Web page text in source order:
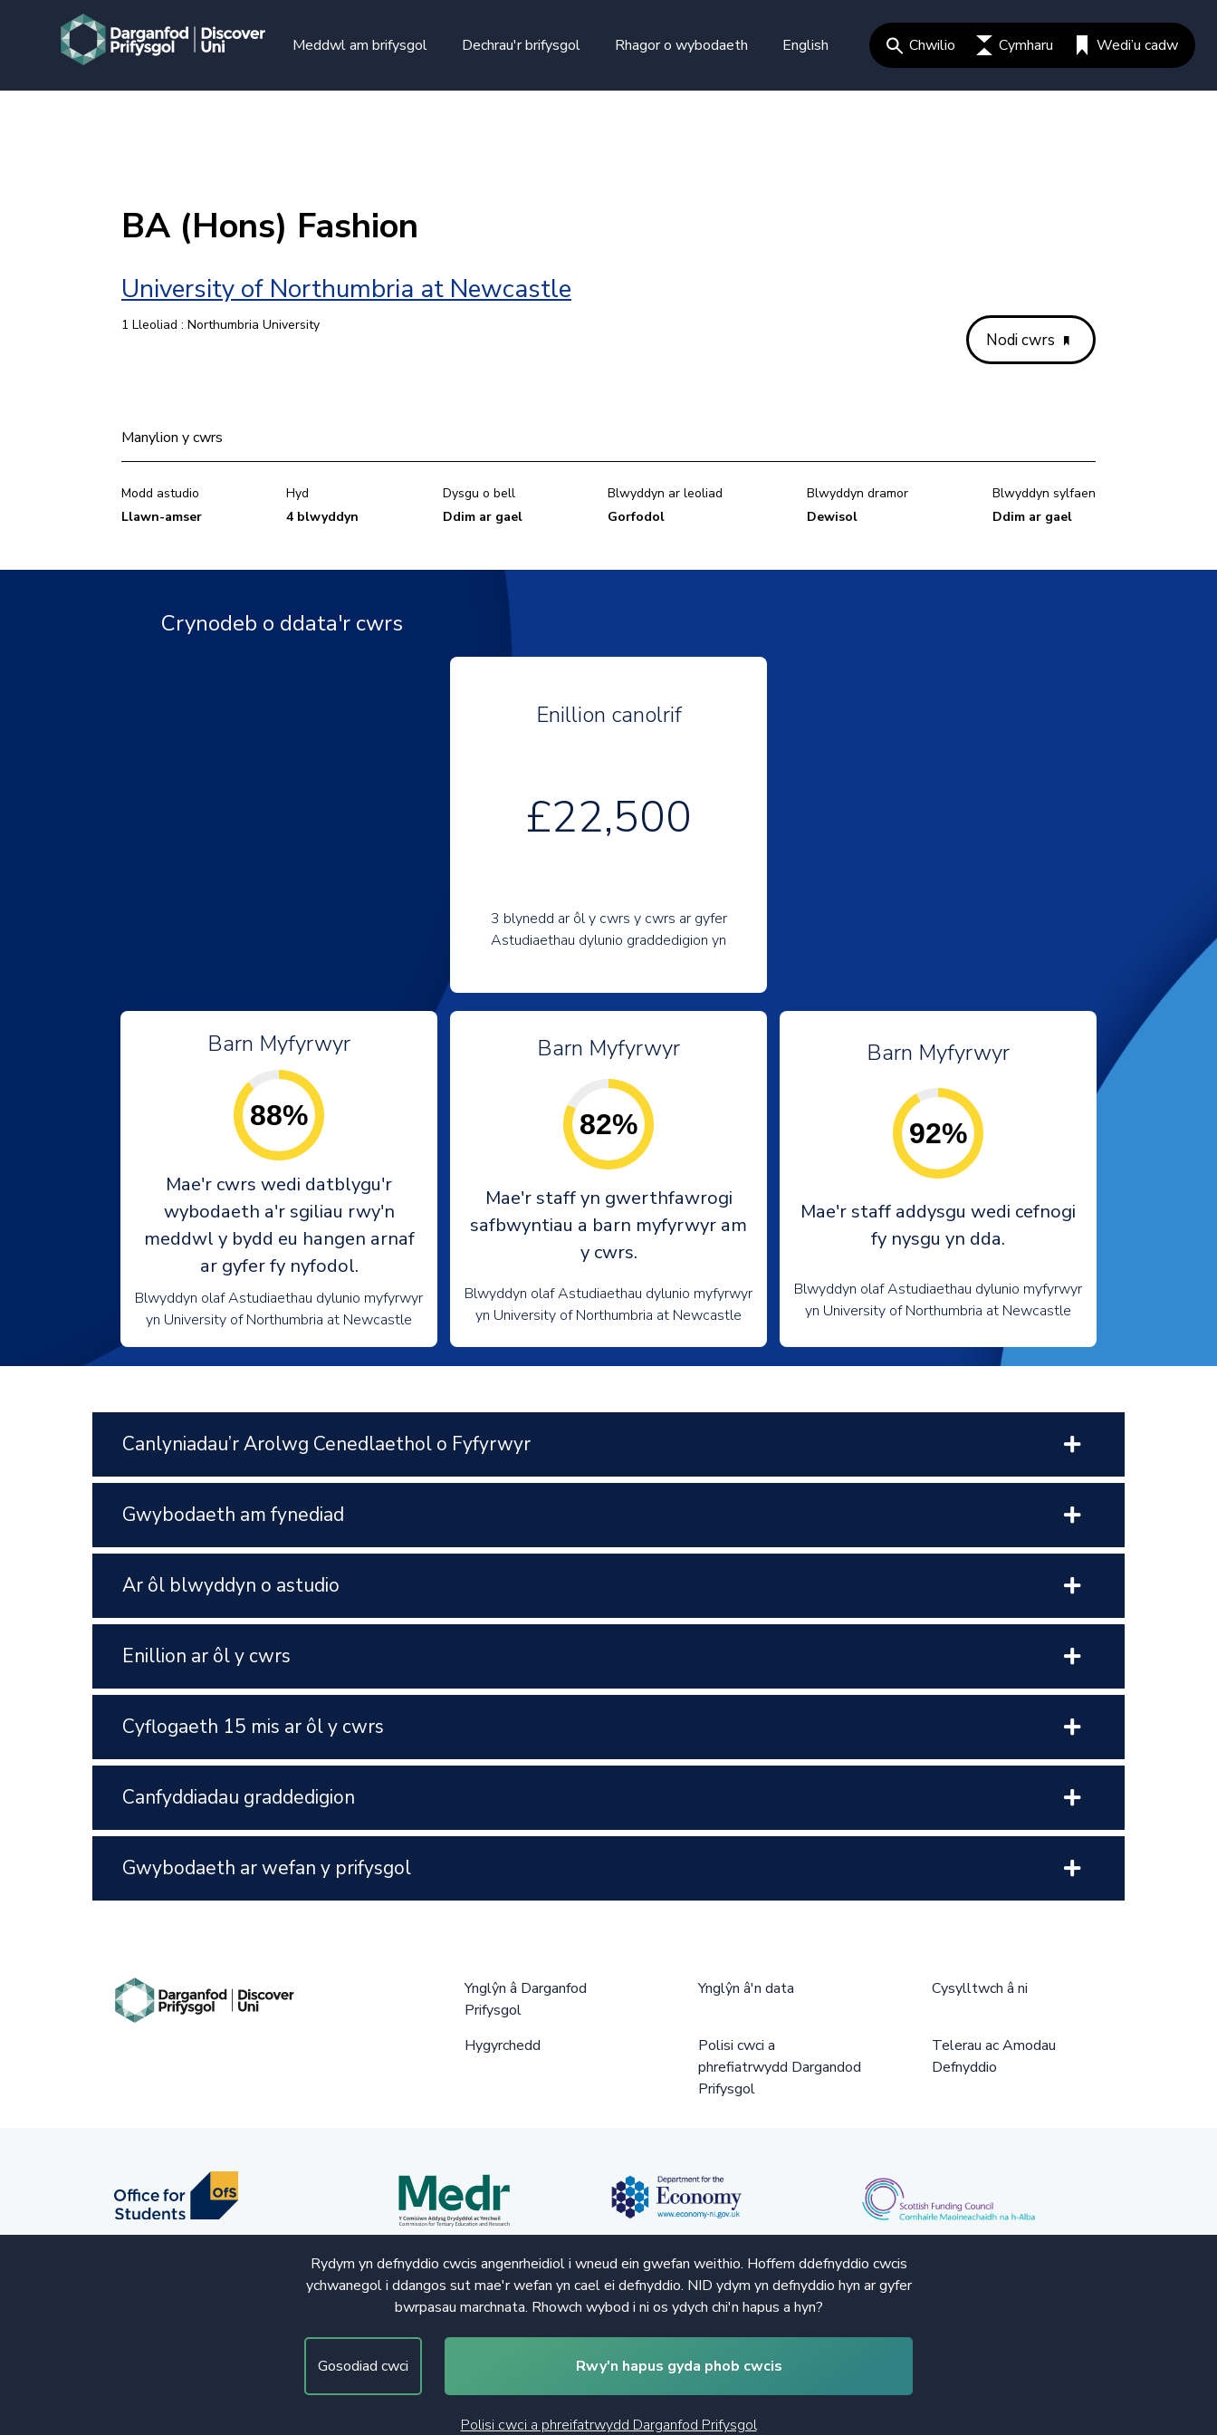
Meddwl am brifysgol
Dechrau'r brifysgol Rhagor o wybodaeth English Chwilio Cymharu Wedi’u cadw
BA (Hons) Fashion
University of Northumbria at Newcastle
1 Lleoliad : Northumbria University
Nodi cwrs
Manylion y cwrs
Modd astudio
Llawn-amser
Hyd
4 blwyddyn
Dysgu o bell
Ddim ar gael
Blwyddyn ar leoliad
Gorfodol
Blwyddyn dramor
Dewisol
Blwyddyn sylfaen
Ddim ar gael
Crynodeb o ddata'r cwrs
Enillion canolrif
£22,500
3 blynedd ar ôl y cwrs y cwrs ar gyfer
Astudiaethau dylunio graddedigion yn
Barn Myfyrwyr
88%
Mae'r cwrs wedi datblygu'r
wybodaeth a'r sgiliau rwy'n
meddwl y bydd eu hangen arnaf
ar gyfer fy nyfodol.
Blwyddyn olaf Astudiaethau dylunio myfyrwyr
yn University of Northumbria at Newcastle
Barn Myfyrwyr
82%
Mae'r staff yn gwerthfawrogi
safbwyntiau a barn myfyrwyr am
y cwrs.
Blwyddyn olaf Astudiaethau dylunio myfyrwyr
yn University of Northumbria at Newcastle
Barn Myfyrwyr
92%
Mae'r staff addysgu wedi cefnogi
fy nysgu yn dda.
Blwyddyn olaf Astudiaethau dylunio myfyrwyr
yn University of Northumbria at Newcastle
Canlyniadau’r Arolwg Cenedlaethol o Fyfyrwyr
Gwybodaeth am fynediad
Ar ôl blwyddyn o astudio
Enillion ar ôl y cwrs
Cyflogaeth 15 mis ar ôl y cwrs
Canfyddiadau graddedigion
Gwybodaeth ar wefan y prifysgol
Rydym yn defnyddio cwcis angenrheidiol i wneud ein gwefan weithio. Hoffem ddefnyddio cwcis
ychwanegol i ddangos sut mae'r wefan yn cael ei defnyddio. NID ydym yn defnyddio hyn ar gyfer
bwrpasau marchnata. Rhowch wybod i ni os ydych chi'n hapus a hyn?
Gosodiad cwci Rwy'n hapus gyda phob cwcis
Polisi cwci a phreifatrwydd Darganfod Prifysgol
Ynglŷn â Darganfod
Prifysgol
Ynglŷn â'n data Cysylltwch â ni
Hygyrchedd
Polisi cwci a
phrefiatrwydd Dargandod
Prifysgol
Telerau ac Amodau
Defnyddio
© Hawlfraint 2020. Cedwir Pob Hawl